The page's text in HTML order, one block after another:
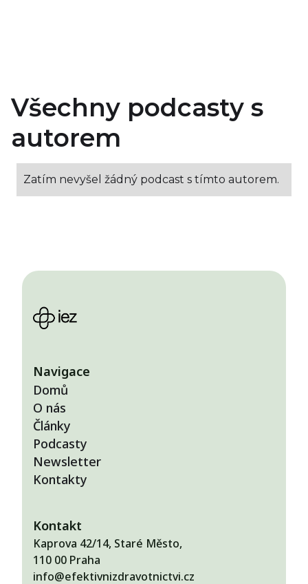
Všechny podcasty s
autorem
Zatím nevyšel žádný podcast s tímto autorem.
Navigace
Domů
O nás
Články
Podcasty
Newsletter
Kontakty
Kontakt
Kaprova 42/14, Staré Město,
110 00 Praha
info@efektivnizdravotnictvi.cz